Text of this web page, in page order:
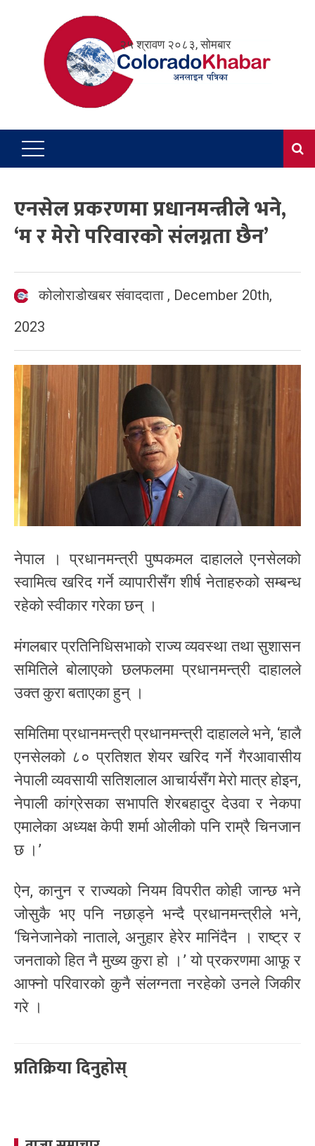
२५ श्रावण २०८३, सोमबार
एनसेल प्रकरणमा प्रधानमन्त्रीले भने,
‘म र मेरो परिवारको संलग्नता छैन’
कोलोराडोखबर संवाददाता , December 20th,
2023
नेपाल । प्रधानमन्त्री पुष्पकमल दाहालले एनसेलको
स्वामित्व खरिद गर्ने व्यापारीसँग शीर्ष नेताहरुको सम्बन्ध
रहेको स्वीकार गरेका छन् ।
मंगलबार प्रतिनिधिसभाको राज्य व्यवस्था तथा सुशासन
समितिले बोलाएको छलफलमा प्रधानमन्त्री दाहालले
उक्त कुरा बताएका हुन् ।
समितिमा प्रधानमन्त्री प्रधानमन्त्री दाहालले भने, ‘हालै
एनसेलको ८० प्रतिशत शेयर खरिद गर्ने गैरआवासीय
नेपाली व्यवसायी सतिशलाल आचार्यसँग मेरो मात्र होइन,
नेपाली कांग्रेसका सभापति शेरबहादुर देउवा र नेकपा
एमालेका अध्यक्ष केपी शर्मा ओलीको पनि राम्रै चिनजान
छ ।’
ऐन, कानुन र राज्यको नियम विपरीत कोही जान्छ भने
जोसुकै भए पनि नछाड्ने भन्दै प्रधानमन्त्रीले भने,
‘चिनेजानेको नाताले, अनुहार हेरेर मानिंदैन । राष्ट्र र
जनताको हित नै मुख्य कुरा हो ।’ यो प्रकरणमा आफू र
आफ्नो परिवारको कुनै संलग्नता नरहेको उनले जिकीर
गरे ।
प्रतिक्रिया दिनुहोस्